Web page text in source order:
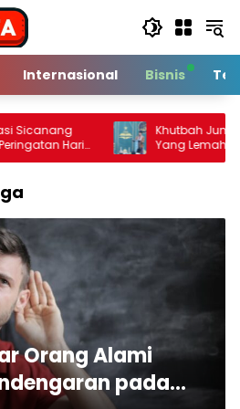
Internasional Bisnis
Khutbah Jumat: Kenali 10
Yang Lemah
Orang Alami
pada